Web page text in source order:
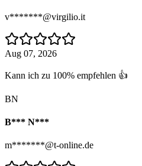
v*******@virgilio.it
Aug 07, 2026
Kann ich zu 100% empfehlen 👍
BN
B*** N***
m*******@t-online.de